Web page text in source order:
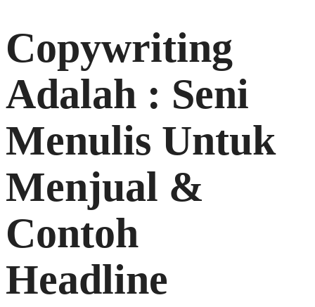
Copywriting
Adalah : Seni
Menulis Untuk
Menjual &
Contoh
Headline